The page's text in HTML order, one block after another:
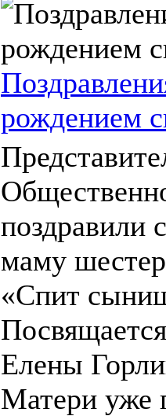
рождением
поздравили
маму
«Спит
Елены
Матери уже